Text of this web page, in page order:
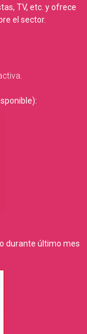
TV, etc. y ofrece
el sector.
durante último mes